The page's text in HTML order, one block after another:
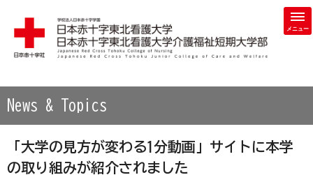
学校法人 日本赤十字学園 日本赤十字東北看護大学・日本赤
News & Topics
「大学の見方が変わる1分動画」サイトに本学
の取り組みが紹介されました